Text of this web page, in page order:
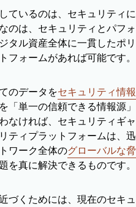
ているのは、セキュリティ
のは、セキュリティとパフ
タル資産全体に一貫したポ
フォームがあれば可能です。
のデータをセキュリティ情
「単一の信頼できる情報源
なければ、セキュリティギ
ティプラットフォームは、
ワーク全体のグローバルな
を真に解決できるものです。
づくためには、現在のセキ